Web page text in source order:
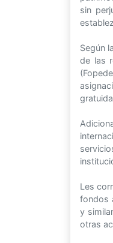
sin
Según
de las
Les
fondos
y
otras